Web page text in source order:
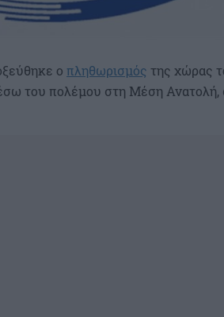
ο πληθωρισμός της χώρας
του πολέμου στη Μέση Ανατολή,